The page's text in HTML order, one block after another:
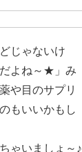
じゃないけ
よね～★」み
や目のサプリ
もいいかもし
ゃいましょ～♪